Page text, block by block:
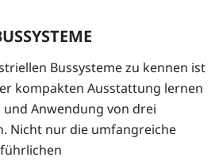
Bussysteme zu kennen ist
kompakten Ausstattung lernen
Anwendung von drei
Nicht nur die umfangreiche